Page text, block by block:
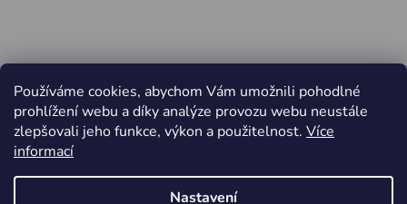
Používáme cookies, abychom Vám umožnili pohodlné
prohlížení webu a díky analýze provozu webu neustále
zlepšovali jeho funkce, výkon a použitelnost. Více
informací
Nastavení